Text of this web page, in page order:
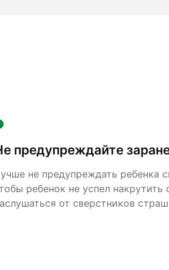
предупреждайте
не предупреждать ребенка
ребенок не успел накрутить
от сверстников